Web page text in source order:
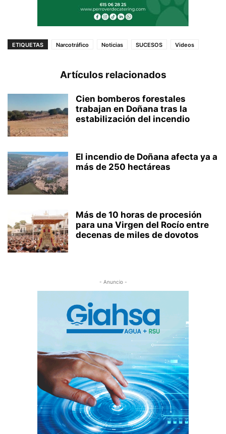
ETIQUETAS Narcotráfico Noticias SUCESOS Videos
Artículos relacionados
Cien bomberos forestales
trabajan en Doñana tras la
estabilización del incendio
El incendio de Doñana afecta ya a
más de 250 hectáreas
Más de 10 horas de procesión
para una Virgen del Rocío entre
decenas de miles de dovotos
- Anuncio -